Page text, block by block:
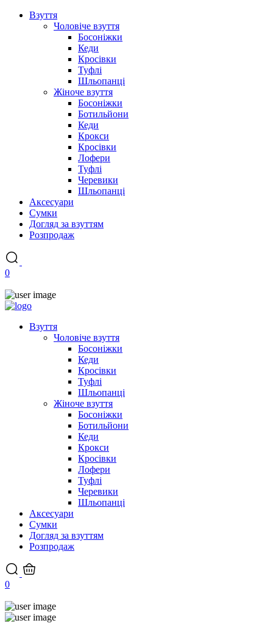
Взуття
Чоловіче взуття
Босоніжки
Кеди
Кросівки
Туфлі
Шльопанці
Жіноче взуття
Босоніжки
Ботильйони
Кеди
Крокси
Кросівки
Лофери
Туфлі
Черевики
Шльопанці
Аксесуари
Сумки
Догляд за взуттям
Розпродаж
0
Взуття
Чоловіче взуття
Босоніжки
Кеди
Кросівки
Туфлі
Шльопанці
Жіноче взуття
Босоніжки
Ботильйони
Кеди
Крокси
Кросівки
Лофери
Туфлі
Черевики
Шльопанці
Аксесуари
Сумки
Догляд за взуттям
Розпродаж
0